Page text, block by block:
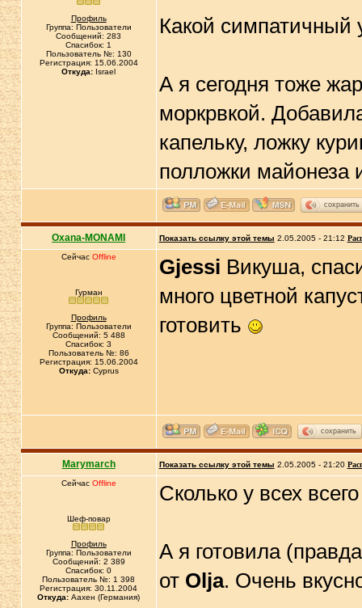
Профиль
Группа: Пользователи
Сообщений: 283
Спасибок: 1
Пользователь №: 130
Регистрация: 15.06.2004
Откуда: Israel
Какой симпатичный
А я сегодня тоже
моркрвкой.
капельку, ложку
полложки майонеза
сохранить
Oxana-MONAMI Показать ссылку этой темы 2.05.2005 - 21:12
Сейчас Offline
Гурман
Профиль
Группа: Пользователи
Сообщений: 5 488
Спасибок: 3
Пользователь №: 86
Регистрация: 15.06.2004
Откуда:Cyprus
Gjessi Викуша,
много цветной
готовить
сохранить
Marymarch Показать ссылку этой темы 2.05.2005 - 21:20
Сейчас Offline
Шеф-повар
Профиль
Группа: Пользователи
Сообщений: 2 389
Спасибок: 0
Пользователь №: 1 398
Регистрация: 30.11.2004
Откуда: Аахен (Германия)
Сколько у всех
А я готовила
от Olja. Очень